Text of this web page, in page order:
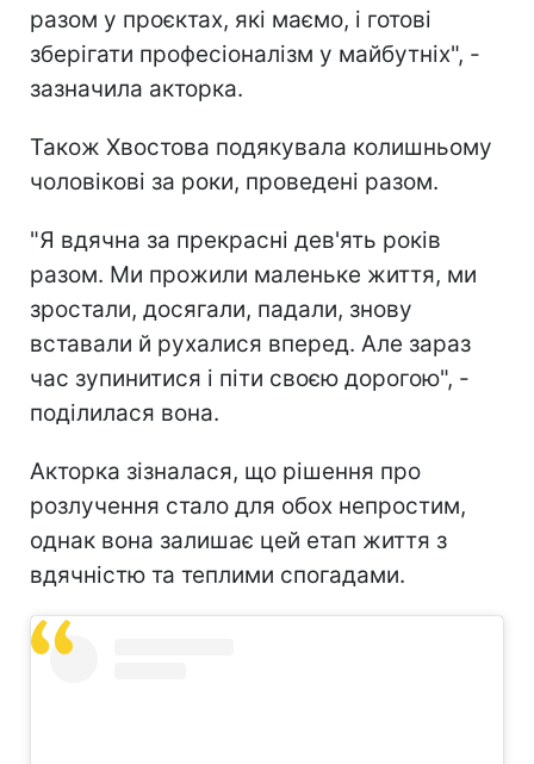
разом у проєктах, які маємо, і готові
зберігати професіоналізм у майбутніх", -
зазначила акторка.
Також Хвостова подякувала колишньому
чоловікові за роки, проведені разом.
"Я вдячна за прекрасні дев'ять років
разом. Ми прожили маленьке життя, ми
зростали, досягали, падали, знову
вставали й рухалися вперед. Але зараз
час зупинитися і піти своєю дорогою", -
поділилася вона.
Акторка зізналася, що рішення про
розлучення стало для обох непростим,
однак вона залишає цей етап життя з
вдячністю та теплими спогадами.